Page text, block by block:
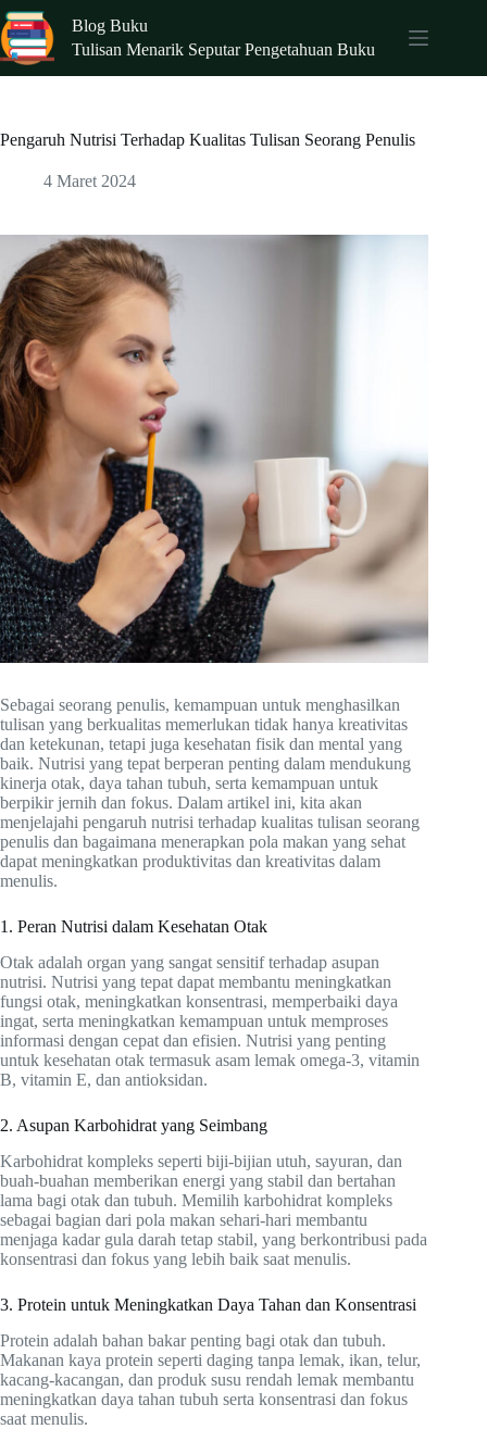
Skip
to
content
Blog Buku
Tulisan Menarik Seputar Pengetahuan Buku
Pengaruh Nutrisi Terhadap Kualitas Tulisan Seorang Penulis
4 Maret 2024
Sebagai seorang penulis, kemampuan untuk menghasilkan
tulisan yang berkualitas memerlukan tidak hanya kreativitas
dan ketekunan, tetapi juga kesehatan fisik dan mental yang
baik. Nutrisi yang tepat berperan penting dalam mendukung
kinerja otak, daya tahan tubuh, serta kemampuan untuk
berpikir jernih dan fokus. Dalam artikel ini, kita akan
menjelajahi pengaruh nutrisi terhadap kualitas tulisan seorang
penulis dan bagaimana menerapkan pola makan yang sehat
dapat meningkatkan produktivitas dan kreativitas dalam
menulis.
1. Peran Nutrisi dalam Kesehatan Otak
Otak adalah organ yang sangat sensitif terhadap asupan
nutrisi. Nutrisi yang tepat dapat membantu meningkatkan
fungsi otak, meningkatkan konsentrasi, memperbaiki daya
ingat, serta meningkatkan kemampuan untuk memproses
informasi dengan cepat dan efisien. Nutrisi yang penting
untuk kesehatan otak termasuk asam lemak omega-3, vitamin
B, vitamin E, dan antioksidan.
2. Asupan Karbohidrat yang Seimbang
Karbohidrat kompleks seperti biji-bijian utuh, sayuran, dan
buah-buahan memberikan energi yang stabil dan bertahan
lama bagi otak dan tubuh. Memilih karbohidrat kompleks
sebagai bagian dari pola makan sehari-hari membantu
menjaga kadar gula darah tetap stabil, yang berkontribusi pada
konsentrasi dan fokus yang lebih baik saat menulis.
3. Protein untuk Meningkatkan Daya Tahan dan Konsentrasi
Protein adalah bahan bakar penting bagi otak dan tubuh.
Makanan kaya protein seperti daging tanpa lemak, ikan, telur,
kacang-kacangan, dan produk susu rendah lemak membantu
meningkatkan daya tahan tubuh serta konsentrasi dan fokus
saat menulis.